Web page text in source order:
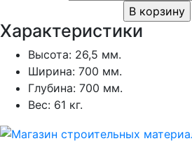
В корзину
Характеристики
Высота: 26,5 мм.
Ширина: 700 мм.
Глубина: 700 мм.
Вес: 61 кг.